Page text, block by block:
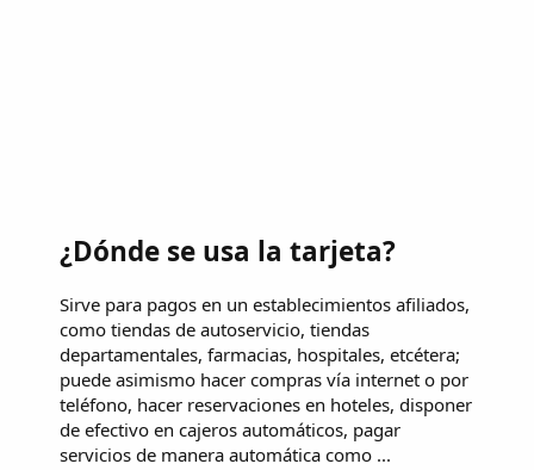
¿Dónde se usa la tarjeta?
Sirve para pagos en un establecimientos afiliados,
como tiendas de autoservicio, tiendas
departamentales, farmacias, hospitales, etcétera;
puede asimismo hacer compras vía internet o por
teléfono, hacer reservaciones en hoteles, disponer
de efectivo en cajeros automáticos, pagar
servicios de manera automática como ...